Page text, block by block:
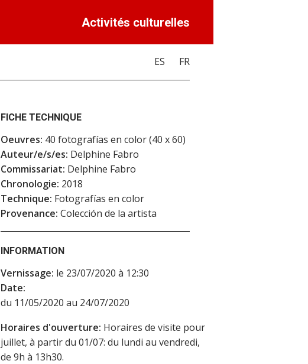
Activités culturelles
ES FR
FICHE TECHNIQUE
Oeuvres: 40 fotografías en color (40 x 60)
Auteur/e/s/es: Delphine Fabro
Commissariat: Delphine Fabro
Chronologie: 2018
Technique: Fotografías en color
Provenance: Colección de la artista
INFORMATION
Vernissage: le 23/07/2020 à 12:30
Date:
du 11/05/2020 au 24/07/2020
Horaires d'ouverture: Horaires de visite pour
juillet, à partir du 01/07: du lundi au vendredi,
de 9h à 13h30.